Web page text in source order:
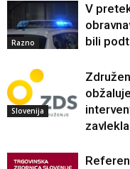
Razno
V
bili
Slovenija
zavlekla